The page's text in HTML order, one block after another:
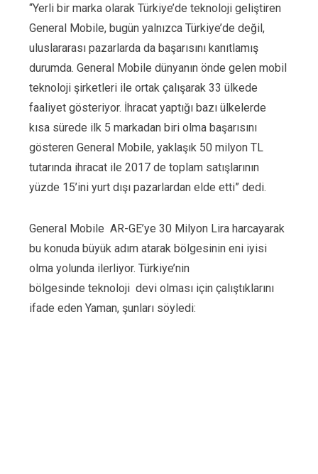
“Yerli bir marka olarak Türkiye’de teknoloji geliştiren
General Mobile, bugün yalnızca Türkiye’de değil,
uluslararası pazarlarda da başarısını kanıtlamış
durumda. General Mobile dünyanın önde gelen mobil
teknoloji şirketleri ile ortak çalışarak 33 ülkede
faaliyet gösteriyor. İhracat yaptığı bazı ülkelerde
kısa sürede ilk 5 markadan biri olma başarısını
gösteren General Mobile, yaklaşık 50 milyon TL
tutarında ihracat ile 2017 de toplam satışlarının
yüzde 15’ini yurt dışı pazarlardan elde etti” dedi.
General Mobile AR-GE’ye 30 Milyon Lira harcayarak
bu konuda büyük adım atarak bölgesinin eni iyisi
olma yolunda ilerliyor. Türkiye’nin
bölgesinde teknoloji devi olması için çalıştıklarını
ifade eden Yaman, şunları söyledi: